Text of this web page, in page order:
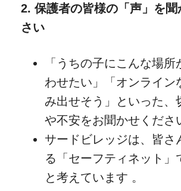
2. 保護者の皆様の「声」を聞
さい
「うちの子にこんな場所
わせたい」「オンライン
み出せそう」といった、
や不安をお聞かせくださ
サードビレッジは、皆さ
る「セーフティネット」
と考えています 。